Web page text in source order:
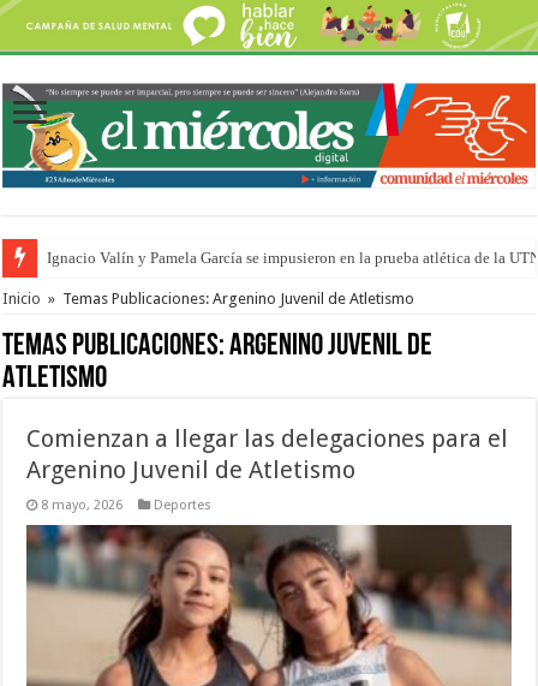
Ignacio Valín y Pamela García se impusieron en la prueba atlética de la
Traigo el litoral en mi canción: 100 años de Aníbal Sampayo
Inicio » Temas Publicaciones: Argenino Juvenil de Atletismo
Temas Publicaciones:Argenino Juvenil de
Atletismo
Comienzan a llegar las delegaciones para el
Argenino Juvenil de Atletismo
8 mayo, 2026 Deportes